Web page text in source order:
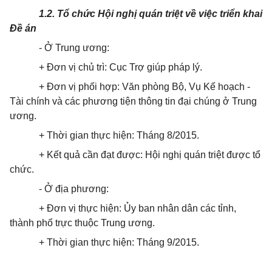
1.2. Tổ chức Hội nghị quán triệt về việc triển khai
Đề án
- Ở Trung ương:
+ Đơn vị chủ trì: Cục Trợ giúp pháp lý.
+ Đơn vị phối hợp: Văn phòng Bộ, Vụ Kế hoạch -
Tài chính và các phương tiện thông tin đại chúng ở Trung
ương.
+ Thời gian thực hiện: Tháng 8/2015.
+ Kết quả cần đạt được: Hội nghị quán triệt được tổ
chức.
- Ở địa phương:
+ Đơn vị thực hiện: Ủy ban nhân dân các tỉnh,
thành phố trực thuộc Trung ương.
+ Thời gian thực hiện: Tháng 9/2015.